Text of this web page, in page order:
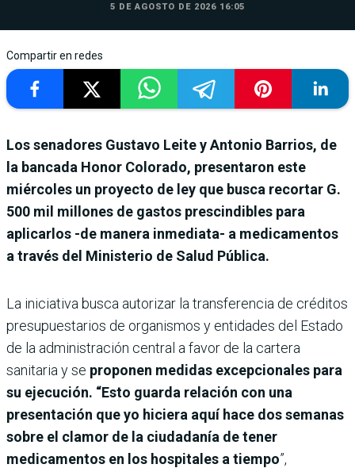
5 DE AGOSTO DE 2026 16:05
Compartir en redes
Los senadores Gustavo Leite y Antonio Barrios, de
la bancada Honor Colorado, presentaron este
miércoles un proyecto de ley que busca recortar G.
500 mil millones de gastos prescindibles para
aplicarlos -de manera inmediata- a medicamentos
a través del Ministerio de Salud Pública.
La iniciativa busca autorizar la transferencia de créditos
presupuestarios de organismos y entidades del Estado
de la administración central a favor de la cartera
sanitaria y se proponen medidas excepcionales para
su ejecución. “Esto guarda relación con una
presentación que yo hiciera aquí hace dos semanas
sobre el clamor de la ciudadanía de tener
medicamentos en los hospitales a tiempo”,